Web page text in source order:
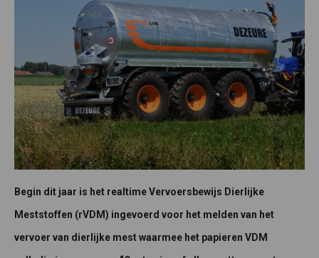
Begin dit jaar is het realtime Vervoersbewijs Dierlijke
Meststoffen (rVDM) ingevoerd voor het melden van het
vervoer van dierlijke mest waarmee het papieren VDM